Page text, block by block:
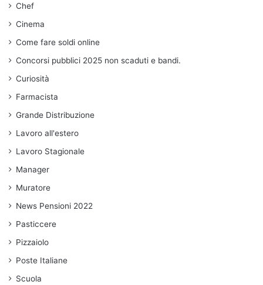
Chef
Cinema
Come fare soldi online
Concorsi pubblici 2025 non scaduti e bandi.
Curiosità
Farmacista
Grande Distribuzione
Lavoro all'estero
Lavoro Stagionale
Manager
Muratore
News Pensioni 2022
Pasticcere
Pizzaiolo
Poste Italiane
Scuola